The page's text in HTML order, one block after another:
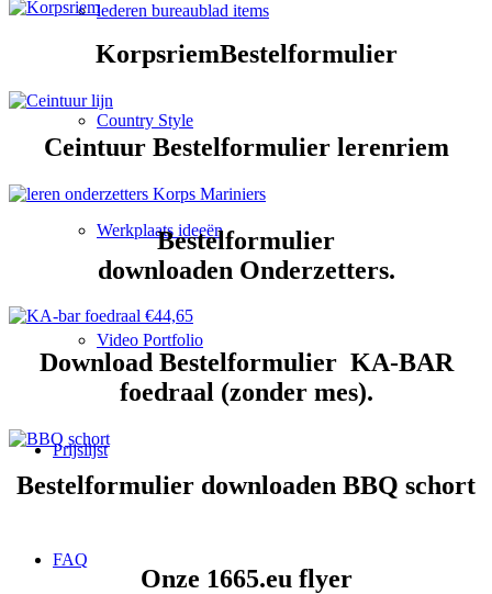
lederen bureaublad items
Country Style
Werkplaats ideeën
Video Portfolio
Prijslijst
FAQ
KorpsriemBestelformulier
Ceintuur Bestelformulier lerenriem
Bestelformulier
downloaden Onderzetters.
Download Bestelformulier KA-BAR
foedraal (zonder mes).
Bestelformulier downloaden BBQ schort
Onze 1665.eu flyer